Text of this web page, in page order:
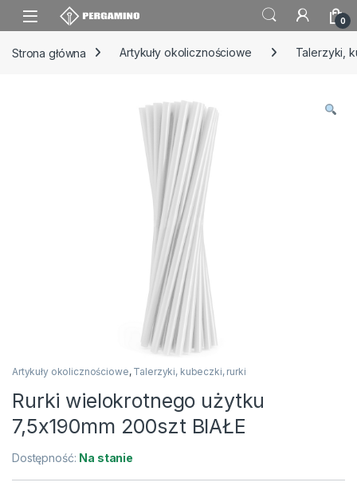
Skip to navigation
Skip to content
0
Strona główna Artykuły okolicznościowe Talerzyki,
Artykuły okolicznościowe, Talerzyki, kubeczki, rurki
Rurki wielokrotnego użytku
7,5x190mm 200szt BIAŁE
Dostępność: Na stanie